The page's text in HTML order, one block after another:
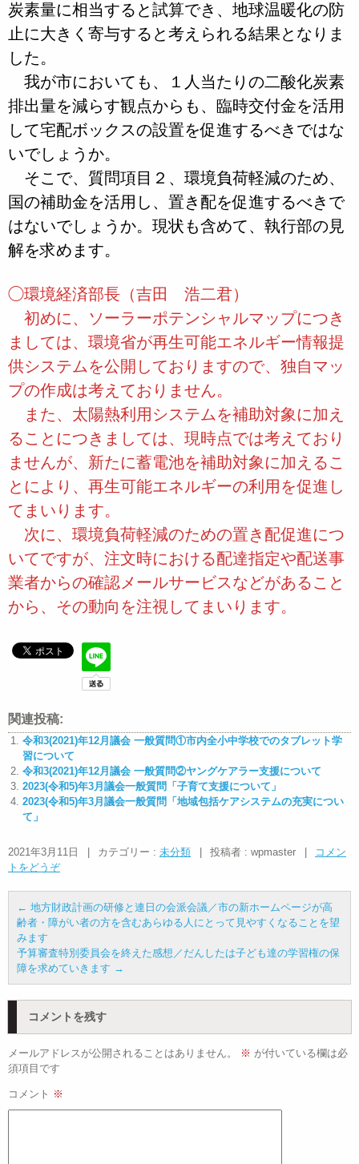
炭素量に相当すると試算でき、地球温暖化の防
止に大きく寄与すると考えられる結果となりま
した。
我が市においても、１人当たりの二酸化炭素
排出量を減らす観点からも、臨時交付金を活用
して宅配ボックスの設置を促進するべきではな
いでしょうか。
そこで、質問項目２、環境負荷軽減のため、
国の補助金を活用し、置き配を促進するべきで
はないでしょうか。現状も含めて、執行部の見
解を求めます。
◯環境経済部長（吉田 浩二君）
初めに、ソーラーポテンシャルマップにつき
ましては、環境省が再生可能エネルギー情報提
供システムを公開しておりますので、独自マッ
プの作成は考えておりません。
また、太陽熱利用システムを補助対象に加え
ることにつきましては、現時点では考えており
ませんが、新たに蓄電池を補助対象に加えるこ
とにより、再生可能エネルギーの利用を促進し
てまいります。
次に、環境負荷軽減のための置き配促進につ
いてですが、注文時における配達指定や配送事
業者からの確認メールサービスなどがあること
から、その動向を注視してまいります。
関連投稿:
令和3(2021)年12月議会 一般質問①市内全小中学校でのタブレット学
習について
令和3(2021)年12月議会 一般質問②ヤングケアラー支援について
2023(令和5)年3月議会一般質問「子育て支援について」
2023(令和5)年3月議会一般質問「地域包括ケアシステムの充実につい
て」
2021年3月11日 カテゴリー : 未分類 投稿者 : wpmaster
コメン
トをどうぞ
← 地方財政計画の研修と連日の会派会議／市の新ホームページが高
齢者・障がい者の方を含むあらゆる人にとって見やすくなることを望
みます
予算審査特別委員会を終えた感想／だんしたは子ども達の学習権の保
障を求めていきます →
コメントを残す
メールアドレスが公開されることはありません。 ※ が付いている欄は必
須項目です
コメント ※